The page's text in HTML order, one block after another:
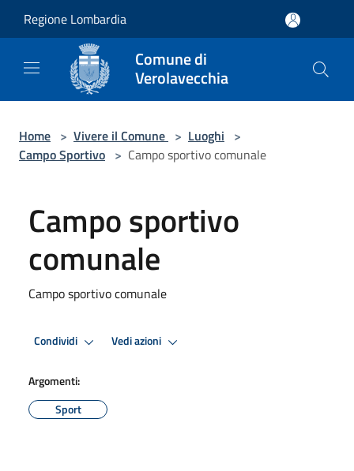
Regione Lombardia
Comune di
Verolavecchia
Home > Vivere il Comune > Luoghi >
Campo Sportivo > Campo sportivo comunale
Campo sportivo
comunale
Campo sportivo comunale
Condividi Vedi azioni
Argomenti:
Sport